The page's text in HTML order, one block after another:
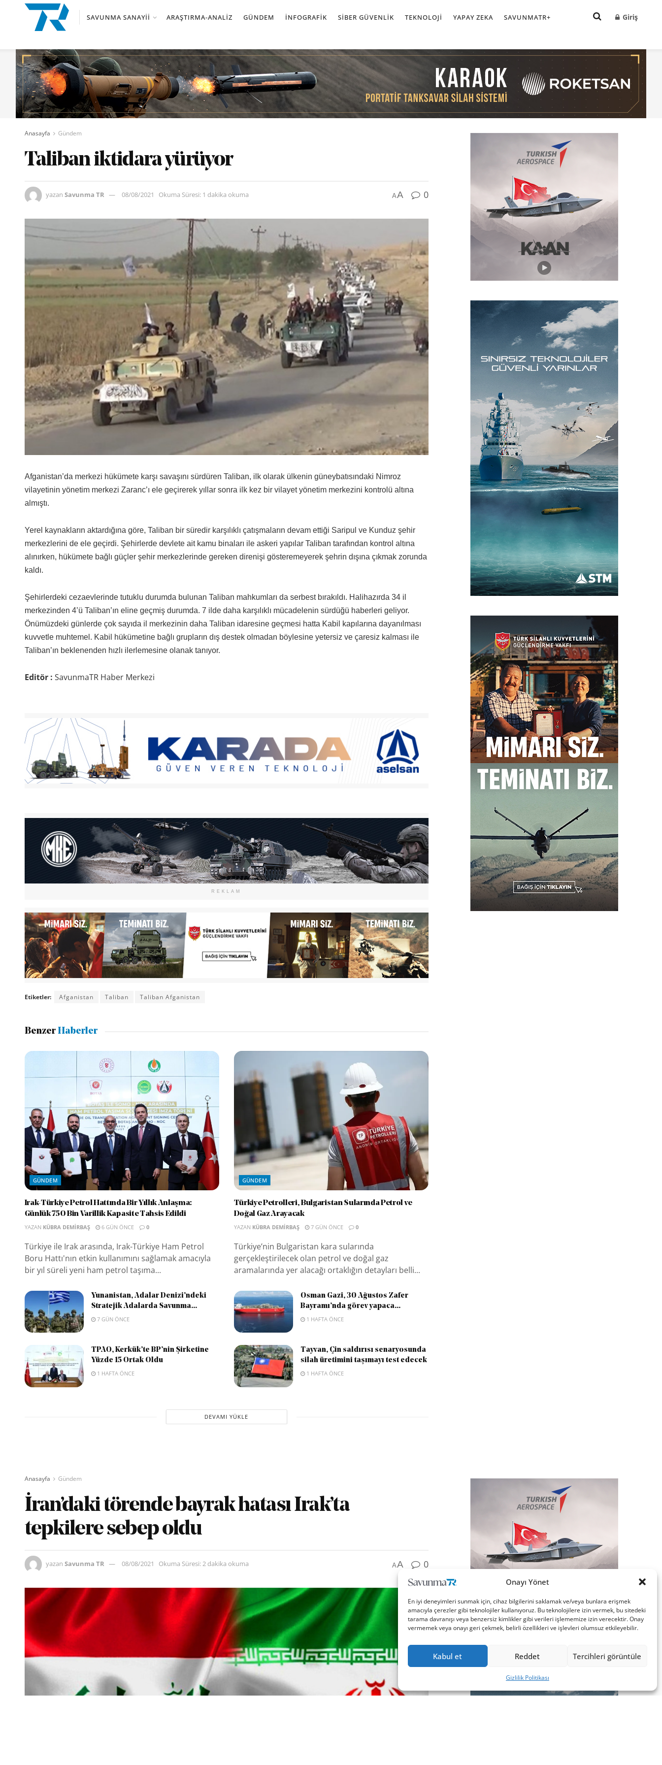
Onayı Yönet
En iyi deneyimleri sunmak için, cihaz bilgilerini saklamak ve/veya bunlara erişmek
amacıyla çerezler gibi teknolojiler kullanıyoruz. Bu teknolojilere izin vermek, bu sitedeki
tarama davranışı veya benzersiz kimlikler gibi verileri işlememize izin verecektir. Onay
vermemek veya onayı geri çekmek, belirli özellikleri ve işlevleri olumsuz etkileyebilir.
Kabul et Reddet Tercihleri görüntüle
Gizlilik Politikası
SAVUNMA SANAYII ARAŞTIRMA-ANALIZ GÜNDEM İNFOGRAFIK SIBER GÜVENLIK TEKNOLOJI YAPAY ZEKA SAVUNMATR+ Giriş
Anasayfa Gündem
Taliban iktidara yürüyor
yazan Savunma TR 08/08/2021 Okuma Süresi: 1 dakika okuma AA 0
Afganistan’da merkezi hükümete karşı savaşını sürdüren Taliban, ilk olarak ülkenin güneybatısındaki Nimroz
vilayetinin yönetim merkezi Zaranc’ı ele geçirerek yıllar sonra ilk kez bir vilayet yönetim merkezini kontrolü altına
almıştı.
Yerel kaynakların aktardığına göre, Taliban bir süredir karşılıklı çatışmaların devam ettiği Saripul ve Kunduz şehir
merkezlerini de ele geçirdi. Şehirlerde devlete ait kamu binaları ile askeri yapılar Taliban tarafından kontrol altına
alınırken, hükümete bağlı güçler şehir merkezlerinde gereken direnişi gösteremeyerek şehrin dışına çıkmak zorunda
kaldı.
Şehirlerdeki cezaevlerinde tutuklu durumda bulunan Taliban mahkumları da serbest bırakıldı. Halihazırda 34 il
merkezinden 4’ü Taliban’ın eline geçmiş durumda. 7 ilde daha karşılıklı mücadelenin sürdüğü haberleri geliyor.
Önümüzdeki günlerde çok sayıda il merkezinin daha Taliban idaresine geçmesi hatta Kabil kapılarına dayanılması
kuvvetle muhtemel. Kabil hükümetine bağlı grupların dış destek olmadan böylesine yetersiz ve çaresiz kalması ile
Taliban’ın beklenenden hızlı ilerlemesine olanak tanıyor.
Editör : SavunmaTR Haber Merkezi
REKLAM
Etiketler: Afganistan Taliban Taliban Afganistan
BenzerHaberler
GÜNDEM
Irak-Türkiye Petrol Hattında Bir Yıllık Anlaşma:
Günlük 750 Bin Varillik Kapasite Tahsis Edildi
YAZAN KÜBRA DEMIRBAŞ 6 GÜN ÖNCE 0
Türkiye ile Irak arasında, Irak-Türkiye Ham Petrol
Boru Hattı'nın etkin kullanımını sağlamak amacıyla
bir yıl süreli yeni ham petrol taşıma...
GÜNDEM
Türkiye Petrolleri, Bulgaristan Sularında Petrol ve
Doğal Gaz Arayacak
YAZAN KÜBRA DEMIRBAŞ 7 GÜN ÖNCE 0
Türkiye’nin Bulgaristan kara sularında
gerçekleştirilecek olan petrol ve doğal gaz
aramalarında yer alacağı ortaklığın detayları belli...
Yunanistan, Adalar Denizi’ndeki
Stratejik Adalarda Savunma...
7 GÜN ÖNCE
Osman Gazi, 30 Ağustos Zafer
Bayramı’nda görev yapaca...
1 HAFTA ÖNCE
TPAO, Kerkük’te BP’nin Şirketine
Yüzde 15 Ortak Oldu
1 HAFTA ÖNCE
Tayvan, Çin saldırısı senaryosunda
silah üretimini taşımayı test edecek
1 HAFTA ÖNCE
DEVAMI YÜKLE
Anasayfa Gündem
İran’daki törende bayrak hatası Irak’ta
tepkilere sebep oldu
yazan Savunma TR 08/08/2021 Okuma Süresi: 2 dakika okuma AA 0